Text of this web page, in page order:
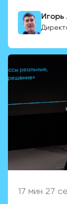
Игорь
17 мин 27